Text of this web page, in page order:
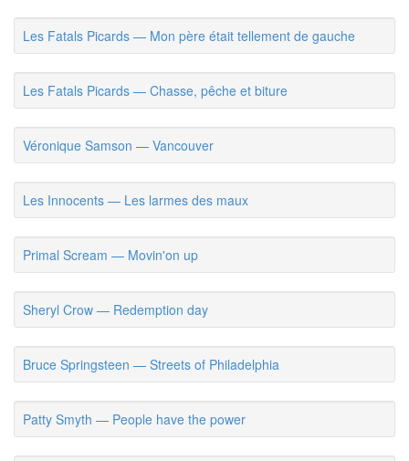
Les Fatals Picards — Mon père était tellement de gauche
Les Fatals Picards — Chasse, pêche et biture
Véronique Samson — Vancouver
Les Innocents — Les larmes des maux
Primal Scream — Movin'on up
Sheryl Crow — Redemption day
Bruce Springsteen — Streets of Philadelphia
Patty Smyth — People have the power